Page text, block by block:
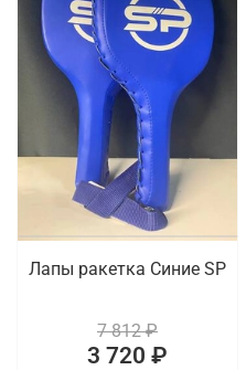
Лапы ракетка Синие SP
7 812 ₽
3 720 ₽